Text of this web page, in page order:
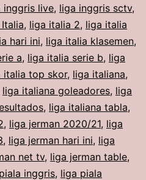
inggris live, liga inggris sctv,
, liga italia 2, liga italia
hari ini, liga italia klasemen,
a, liga italia serie b, liga
italia top skor, liga italiana,
liga italiana goleadores, liga
, liga italiana tabla,
, liga jerman 2020/21, liga
, liga jerman hari ini, liga
net tv, liga jerman table,
inggris, liga piala